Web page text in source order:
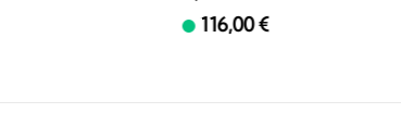
116,00 €